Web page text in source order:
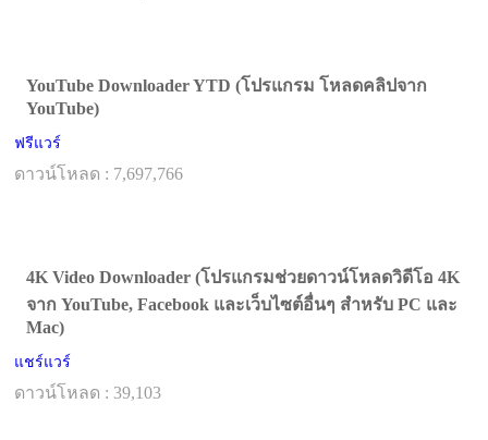
YouTube Downloader YTD (โปรแกรม โหลดคลิปจาก
YouTube)
ฟรีแวร์
ดาวน์โหลด : 7,697,766
4K Video Downloader (โปรแกรมช่วยดาวน์โหลดวิดีโอ 4K
จาก YouTube, Facebook และเว็บไซต์อื่นๆ สำหรับ PC และ
Mac)
แชร์แวร์
ดาวน์โหลด : 39,103